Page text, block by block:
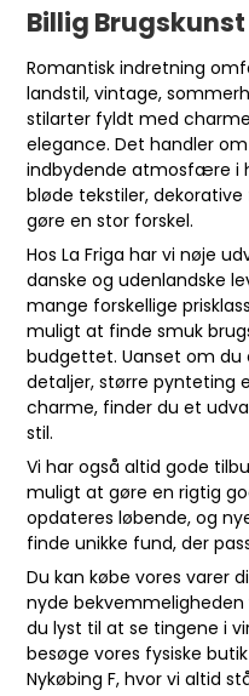
Billig
Romantisk indretning
landstil, vintage,
stilarter fyldt med
elegance. Det handler
indbydende atmosfære i
bløde tekstiler,
gøre en stor forskel.
Hos La Friga har vi nøje
danske og udenlandske
mange forskellige
muligt at finde smuk
budgettet. Uanset om
detaljer, større pynteting
charme, finder du et
stil.
Vi har også altid gode
muligt at gøre en rigtig
opdateres løbende, og
finde unikke fund, der
Du kan købe vores varer
nyde
du lyst til at se tingene i
besøge vores fysiske
Nykøbing F, hvor vi altid